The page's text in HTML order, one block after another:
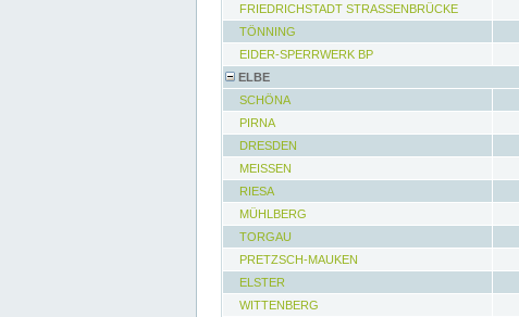
FRIEDRICHSTADT STRASSENBRÜCKE
TÖNNING
EIDER-SPERRWERK BP
ELBE
SCHÖNA
PIRNA
DRESDEN
MEISSEN
RIESA
MÜHLBERG
TORGAU
PRETZSCH-MAUKEN
ELSTER
WITTENBERG